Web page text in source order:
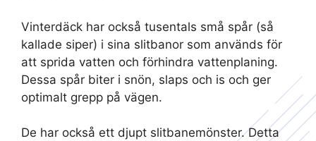
Vinterdäck har också tusentals små spår (så
kallade siper) i sina slitbanor som används för
att sprida vatten och förhindra vattenplaning.
Dessa spår biter i snön, slaps och is och ger
optimalt grepp på vägen.
De har också ett djupt slitbanemönster. Detta